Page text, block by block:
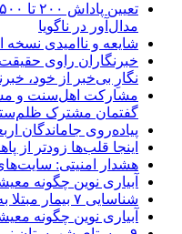
مدال‌آور در ناگویا
شایعه و ناامیدی
خبرنگاران راوی
نگارِ بی‌خبر از خود،
مشارکت اهل‌سنت و
گفتمان مشترک
پیاده‌روی جاماندگان
اینجا قلب‌ها زودتر از
هشدار امنیتی:
آبیاری نوین چگونه
شناسایی ۷ بیمار مبتلا به سیاه‌سرفه در اردبیل
آبیاری نوین چگونه